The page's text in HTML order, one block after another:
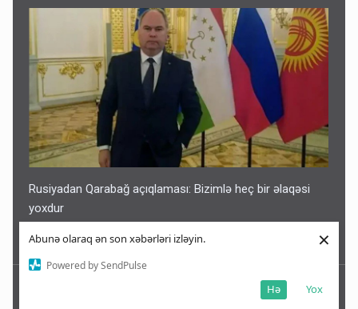
Abunə olaraq ən son xəbərləri izləyin.
Powered by SendPulse
Yox
Hə
×
Rusiyadan Qarabağ açıqlaması: Bizimlə heç bir əlaqəsi
yoxdur
14:21